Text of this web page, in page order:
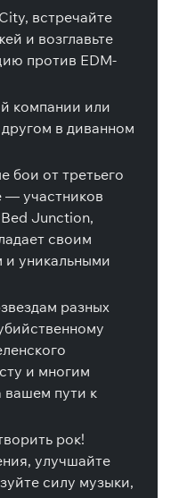
встречайте
и возглавьте
против EDM-
компании или
в диванном
бои от третьего
— участников
Junction,
своим
уникальными
разных
и многим
вашем пути к
рок!
улучшайте
силу музыки,